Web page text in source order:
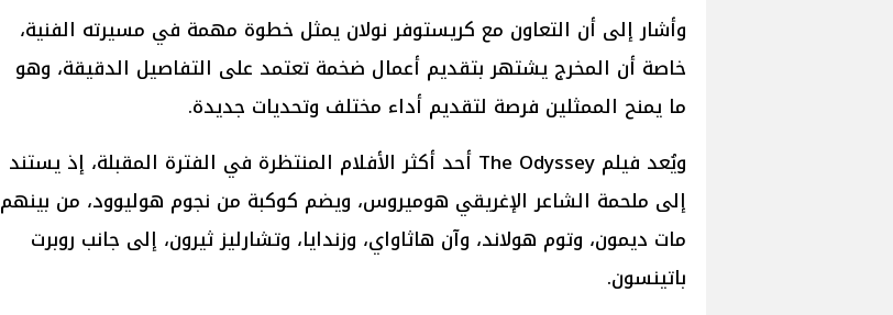
وأشار إلى أن التعاون مع كريستوفر نولان يمثل خطوة مهمة في مسيرته الفنية،
خاصة أن المخرج يشتهر بتقديم أعمال ضخمة تعتمد على التفاصيل الدقيقة، وهو
ما يمنح الممثلين فرصة لتقديم أداء مختلف وتحديات جديدة.
ويُعد فيلم The Odyssey أحد أكثر الأفلام المنتظرة في الفترة المقبلة، إذ يستند
إلى ملحمة الشاعر الإغريقي هوميروس، ويضم كوكبة من نجوم هوليوود، من بينهم
مات ديمون، وتوم هولاند، وآن هاثاواي، وزندايا، وتشارليز ثيرون، إلى جانب روبرت
باتينسون.